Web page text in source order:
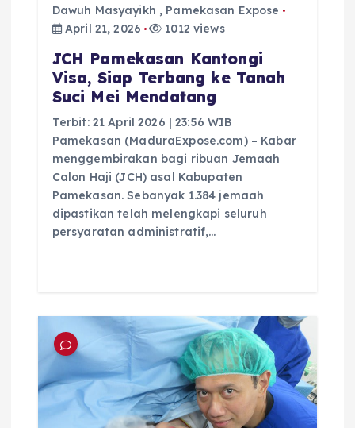
Dawuh Masyayikh , Pamekasan Expose
April 21, 2026
1012 views
JCH Pamekasan Kantongi
Visa, Siap Terbang ke Tanah
Suci Mei Mendatang
Terbit: 21 April 2026 | 23:56 WIB
Pamekasan (MaduraExpose.com) – Kabar
menggembirakan bagi ribuan Jemaah
Calon Haji (JCH) asal Kabupaten
Pamekasan. Sebanyak 1.384 jemaah
dipastikan telah melengkapi seluruh
persyaratan administratif,…